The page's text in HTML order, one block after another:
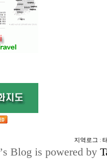
지역로그 :
’s Blog is powered by